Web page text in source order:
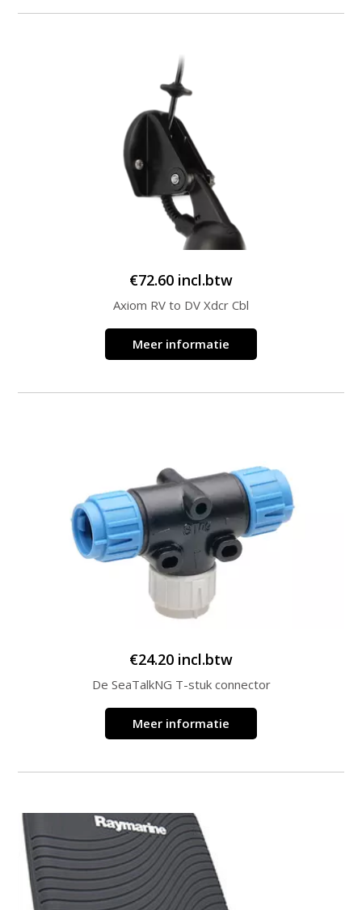
€72.60 incl.btw
Axiom RV to DV Xdcr Cbl
Meer informatie
€24.20 incl.btw
De SeaTalkNG T-stuk connector
Meer informatie